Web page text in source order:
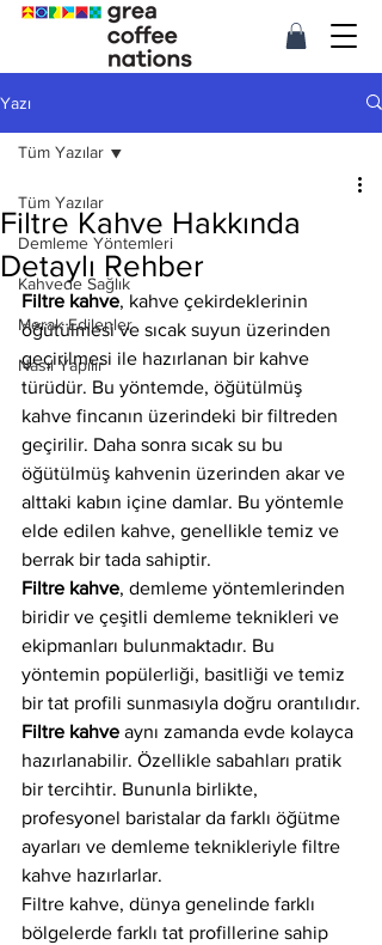
Yazı
Tüm Yazılar
Demleme Yöntemleri
Kahvede Sağlık
Merak Edilenler
Nasıl Yapılır
Tüm Yazılar
Filtre Kahve Hakkında
Detaylı Rehber
Filtre kahve, kahve çekirdeklerinin
öğütülmesi ve sıcak suyun üzerinden
geçirilmesi ile hazırlanan bir kahve
türüdür. Bu yöntemde, öğütülmüş
kahve fincanın üzerindeki bir filtreden
geçirilir. Daha sonra sıcak su bu
öğütülmüş kahvenin üzerinden akar ve
alttaki kabın içine damlar. Bu yöntemle
elde edilen kahve, genellikle temiz ve
berrak bir tada sahiptir.
Filtre kahve, demleme yöntemlerinden
biridir ve çeşitli demleme teknikleri ve
ekipmanları bulunmaktadır. Bu
yöntemin popülerliği, basitliği ve temiz
bir tat profili sunmasıyla doğru orantılıdır.
Filtre kahve aynı zamanda evde kolayca
hazırlanabilir. Özellikle sabahları pratik
bir tercihtir. Bununla birlikte,
profesyonel baristalar da farklı öğütme
ayarları ve demleme teknikleriyle filtre
kahve hazırlarlar.
Filtre kahve, dünya genelinde farklı
bölgelerde farklı tat profillerine sahip